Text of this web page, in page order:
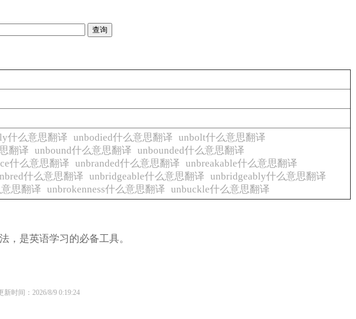
什么意思翻译 unbodied什么意思翻译 unbolt什么意思翻译
翻译 unbound什么意思翻译 unbounded什么意思翻译
什么意思翻译 unbranded什么意思翻译 unbreakable什么意思翻译
什么意思翻译 unbridgeable什么意思翻译 unbridgeably什么意思翻译
思翻译 unbrokenness什么意思翻译 unbuckle什么意思翻译
，是英语学习的必备工具。
新时间：2026/8/9 0:19:24